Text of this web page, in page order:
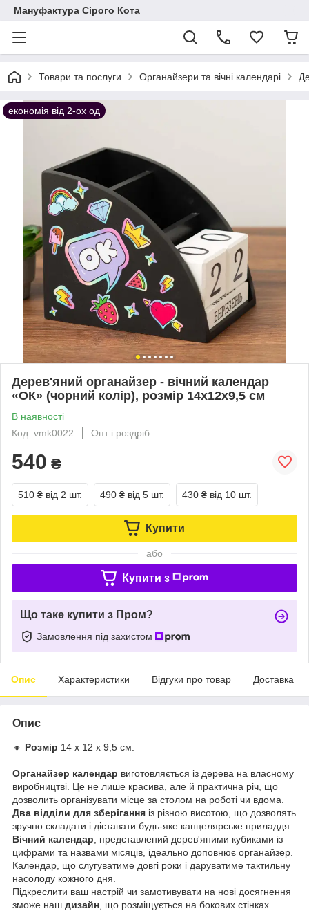
Мануфактура Сірого Кота
Товари та послуги Органайзери та вічні календарі
економія від 2-ох од
Дерев'яний органайзер - вічний календар
«ОК» (чорний колір), розмір 14х12х9,5 см
В наявності
Код: vmk0022
Опт і роздріб
540 ₴
510 ₴ від 2 шт. 490 ₴ від 5 шт. 430 ₴ від 10 шт.
Купити
або
Купити з
Що таке купити з Пром?
Замовлення під захистом
Опис Характеристики Відгуки про товар Доставка
Опис
🔸 Розмір 14 х 12 х 9,5 см.
Органайзер календар виготовляється із дерева на власному
виробництві. Це не лише красива, але й практична річ, що
дозволить організувати місце за столом на роботі чи вдома.
Два відділи для зберігання із різною висотою, що дозволять
зручно складати і діставати будь-яке канцелярське приладдя.
Вічний календар , представлений дерев'яними кубиками із
цифрами та назвами місяців, ідеально доповнює органайзер.
Календар, що слугуватиме довгі роки і даруватиме тактильну
насолоду кожного дня.
Підкреслити ваш настрій чи замотивувати на нові досягнення
зможе наш дизайн , що розміщується на бокових стінках.